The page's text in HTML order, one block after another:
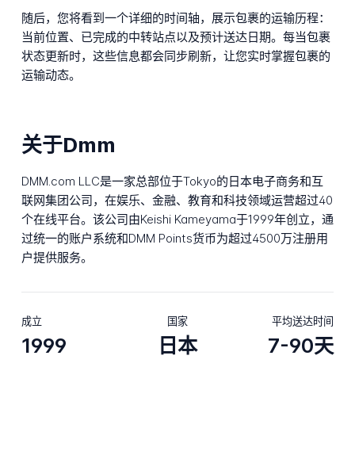
随后，您将看到一个详细的时间轴，展示包裹的运输历程：
当前位置、已完成的中转站点以及预计送达日期。每当包裹
状态更新时，这些信息都会同步刷新，让您实时掌握包裹的
运输动态。
关于Dmm
DMM.com LLC是一家总部位于Tokyo的日本电子商务和互
联网集团公司，在娱乐、金融、教育和科技领域运营超过40
个在线平台。该公司由Keishi Kameyama于1999年创立，通
过统一的账户系统和DMM Points货币为超过4500万注册用
户提供服务。
成立
1999
国家
日本
平均送达时间
7-90天